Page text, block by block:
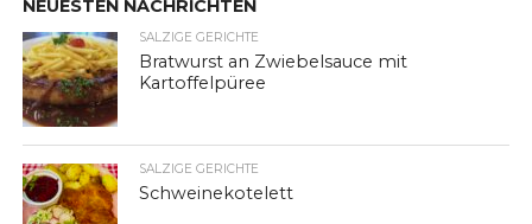
NEUESTEN NACHRICHTEN
SALZIGE GERICHTE
Bratwurst an Zwiebelsauce mit
Kartoffelpüree
SALZIGE GERICHTE
Schweinekotelett